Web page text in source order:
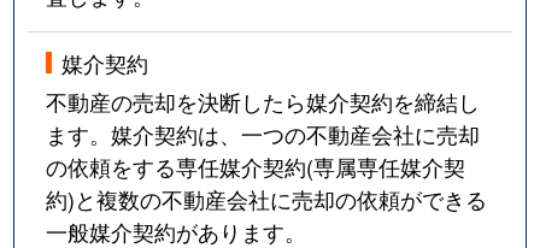
媒介契約
不動産の売却を決断したら媒介契約を締結し
ます。媒介契約は、一つの不動産会社に売却
の依頼をする専任媒介契約(専属専任媒介契
約)と複数の不動産会社に売却の依頼ができる
一般媒介契約があります。